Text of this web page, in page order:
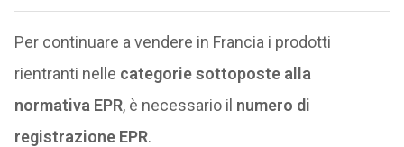
Per continuare a vendere in Francia i prodotti
rientranti nelle categorie sottoposte alla
normativa EPR, è necessario il numero di
registrazione EPR.